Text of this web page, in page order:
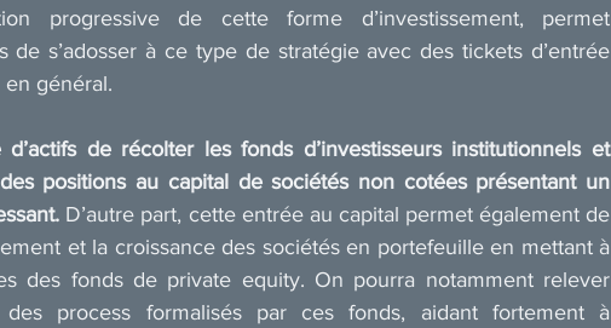
progressive de cette forme d’investissement, permet
de s’adosser à ce type de stratégie avec des tickets d’entrée
général.
de récolter les fonds d’investisseurs institutionnels et
positions au capital de sociétés non cotées présentant un
D’autre part, cette entrée au capital permet également de
et la croissance des sociétés en portefeuille en mettant à
des fonds de private equity. On pourra notamment relever
process formalisés par ces fonds, aidant fortement à